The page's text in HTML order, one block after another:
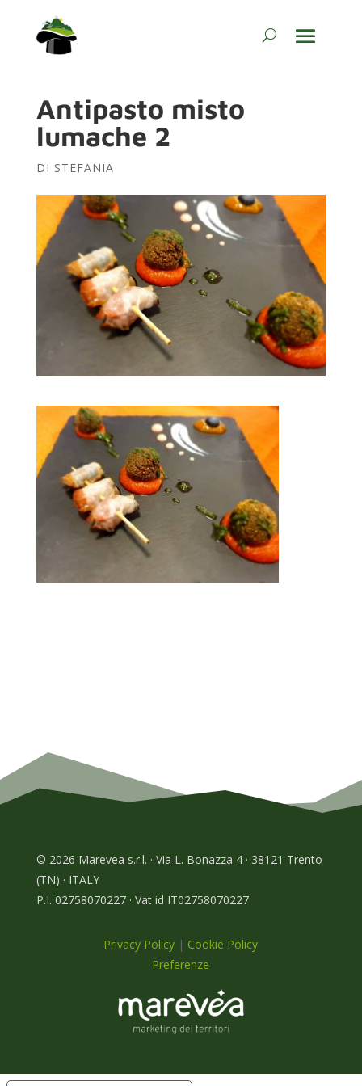
Antipasto misto
lumache 2
DI STEFANIA
© 2026 Marevea s.r.l. · Via L. Bonazza 4 · 38121 Trento
(TN) · ITALY
P.I. 02758070227 · Vat id IT02758070227
Privacy Policy | Cookie Policy
Preferenze